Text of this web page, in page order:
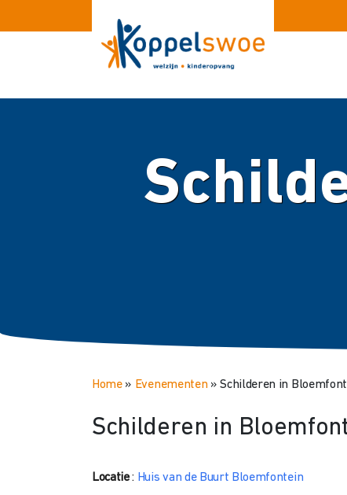
Home» Evenementen»Schilderen in
Schilderen in
Locatie: Huis van de Buurt Bloemfontein